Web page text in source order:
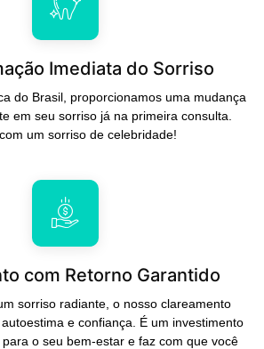
Imediata do Sorriso
do Brasil, proporcionamos uma mudança
em seu sorriso já na primeira consulta.
um sorriso de celebridade!
com Retorno Garantido
sorriso radiante, o nosso clareamento
e confiança. É um investimento
o seu bem-estar e faz com que você